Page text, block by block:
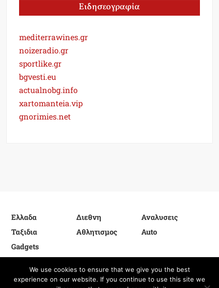
Ειδησεογραφία
mediterrawines.gr
noizeradio.gr
sportlike.gr
bgvesti.eu
actualnobg.info
xartomanteia.vip
gnorimies.net
Ελλαδα Διεθνη
Αναλυσεις
Ταξιδια
Αθλητισμος
Auto
Gadgets
Proudly powered by WordPress|Theme: FreeNews|By
We use cookies to ensure that we give you the best
experience on our website. If you continue to use this site we